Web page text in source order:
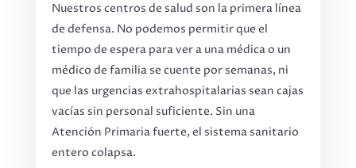
Nuestros centros de salud son la primera línea
de defensa. No podemos permitir que el
tiempo de espera para ver a una médica o un
médico de familia se cuente por semanas, ni
que las urgencias extrahospitalarias sean cajas
vacías sin personal suficiente. Sin una
Atención Primaria fuerte, el sistema sanitario
entero colapsa.